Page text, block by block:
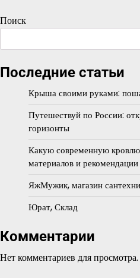
Поиск
Последние статьи
Крыша своими руками:
Путешествуй по России:
горизонты
Какую современную
материалов и рекомендации
ЯжМужик, магазин
Юрат, Склад
Комментарии
Нет комментариев для просмотра.